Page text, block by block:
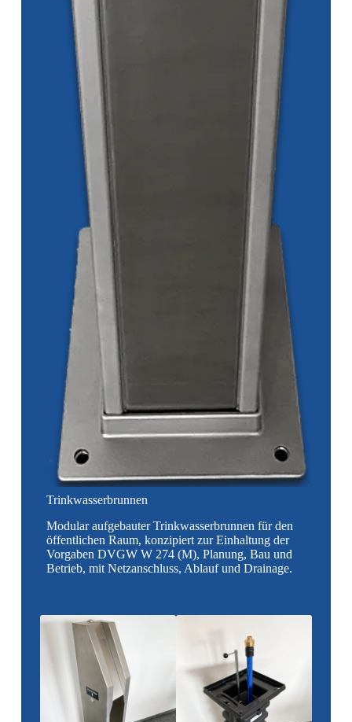
Trinkwasserbrunnen
Modular aufgebauter Trinkwasserbrunnen für den
öffentlichen Raum, konzipiert zur Einhaltung der
Vorgaben DVGW W 274 (M), Planung, Bau und
Betrieb, mit Netzanschluss, Ablauf und Drainage.